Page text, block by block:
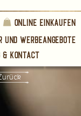
Online einkaufen
Werbeangebote
& Kontact